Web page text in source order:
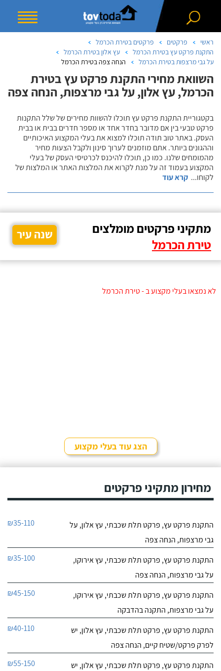
ראשי פרקטים
פרקטים בטירת הכרמל
התקנת פרקט עץ בטירת הכרמל
עץ אלון בטירת הכרמל
על גבי מרצפות בטירת הכרמל
הנחה צפה בטירת הכרמל
השוואת מחירי התקנת פרקט עץ בטירת
הכרמל, עץ אלון, על גבי מרצפות, הנחה צפה
בקטגוריית התקנת פרקט עץ תוכלו להשוות מחירים של שלל התקנות
פרקט טבעי בין אם מדובר בחדר אחד או מספר חדרים בבית או בבית
העסק. באתר טוב תודה תוכלו למצוא את בעלי המקצוע האיכותיים
וההגונים ביותר. אתם מוזמנים לערוך סינון ולקבל הצעות מחיר
מהמומחים שלנו. כמו כן, תוכלו להיכנס לכרטיסי העסק של בעלי
המקצוע בעמוד זה על מנת לקרוא את המלצות האתר או המלצות של
לקוחו... קרא עוד
מתקיני פרקטים מומלצים
טירת הכרמל
שנה עיר
לא נמצאו בעלי מקצוע ב - טירת הכרמל
הצג עוד בעלי מקצוע
מחירון מתקיני פרקטים
התקנת פרקט עץ, פרקט תלת שכבתי, עץ אלון, על
גבי מרצפות, הנחה צפה
₪35-110
התקנת פרקט עץ, פרקט תלת שכבתי, עץ אירוקו,
על גבי מרצפות, הנחה צפה
₪35-100
התקנת פרקט עץ, פרקט תלת שכבתי, עץ אירוקו,
על גבי מרצפות, התקנה בהדבקה
₪45-150
התקנת פרקט עץ, פרקט תלת שכבתי, עץ אלון, יש
לפרק פרקט/שטיח קיים, הנחה צפה
₪40-110
התקנת פרקט עץ, פרקט תלת שכבתי, עץ אלון, יש
₪55-150